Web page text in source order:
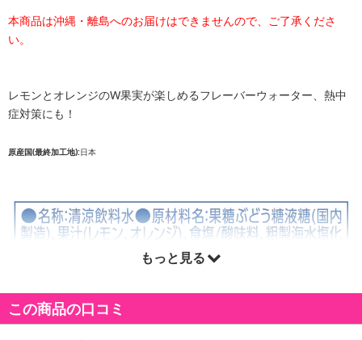
本商品は沖縄・離島へのお届けはできませんので、ご了承くださ
い。
レモンとオレンジのW果実が楽しめるフレーバーウォーター、熱中
症対策にも！
原産国(最終加工地):日本
もっと見る
この商品の口コミ